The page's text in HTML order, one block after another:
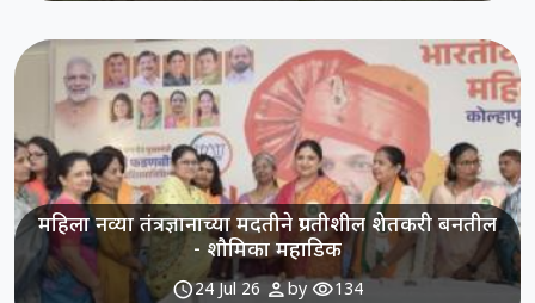
महिला नव्या तंत्रज्ञानाच्या मदतीने प्रगतीशील शेतकरी बनतील
- शौमिका महाडिक
schedule24 Jul 26 personby visibility134